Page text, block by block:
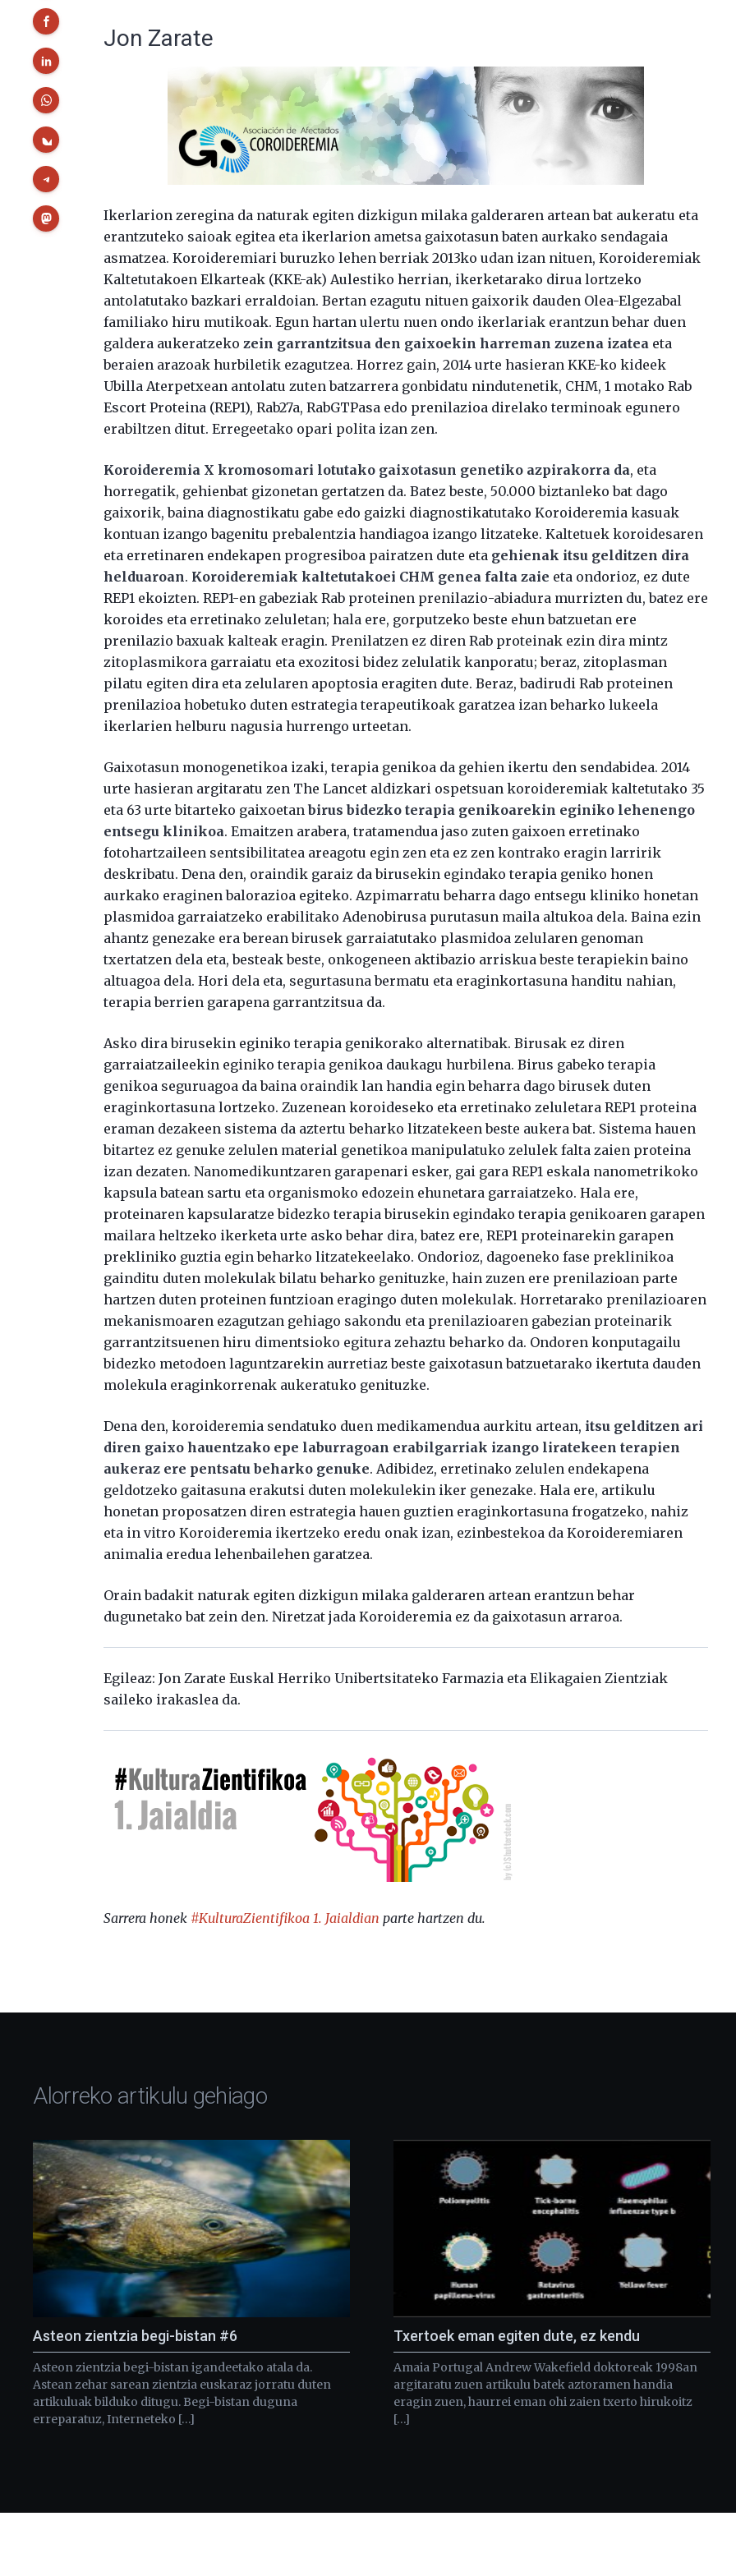
Jon Zarate
Ikerlarion zeregina da naturak egiten dizkigun milaka galderaren artean bat aukeratu eta
erantzuteko saioak egitea eta ikerlarion ametsa gaixotasun baten aurkako sendagaia
asmatzea. Koroideremiari buruzko lehen berriak 2013ko udan izan nituen, Koroideremiak
Kaltetutakoen Elkarteak (KKE-ak) Aulestiko herrian, ikerketarako dirua lortzeko
antolatutako bazkari erraldoian. Bertan ezagutu nituen gaixorik dauden Olea-Elgezabal
familiako hiru mutikoak. Egun hartan ulertu nuen ondo ikerlariak erantzun behar duen
galdera aukeratzekozein garrantzitsua den gaixoekin harreman zuzena izatea eta
beraien arazoak hurbiletik ezagutzea. Horrez gain, 2014 urte hasieran KKE-ko kideek
Ubilla Aterpetxean antolatu zuten batzarrera gonbidatu nindutenetik, CHM, 1 motako Rab
Escort Proteina (REP1), Rab27a, RabGTPasa edo prenilazioa direlako terminoak egunero
erabiltzen ditut. Erregeetako opari polita izan zen.
Koroideremia X kromosomari lotutako gaixotasun genetiko azpirakorra da, eta
horregatik, gehienbat gizonetan gertatzen da. Batez beste, 50.000 biztanleko bat dago
gaixorik, baina diagnostikatu gabe edo gaizki diagnostikatutako Koroideremia kasuak
kontuan izango bagenitu prebalentzia handiagoa izango litzateke. Kaltetuek koroidesaren
eta erretinaren endekapen progresiboa pairatzen dute eta gehienak itsu gelditzen dira
helduaroan. Koroideremiak kaltetutakoei CHM genea falta zaie eta ondorioz, ez dute
REP1 ekoizten. REP1-en gabeziak Rab proteinen prenilazio-abiadura murrizten du, batez ere
koroides eta erretinako zeluletan; hala ere, gorputzeko beste ehun batzuetan ere
prenilazio baxuak kalteak eragin. Prenilatzen ez diren Rab proteinak ezin dira mintz
zitoplasmikora garraiatu eta exozitosi bidez zelulatik kanporatu; beraz, zitoplasman
pilatu egiten dira eta zelularen apoptosia eragiten dute. Beraz, badirudi Rab proteinen
prenilazioa hobetuko duten estrategia terapeutikoak garatzea izan beharko lukeela
ikerlarien helburu nagusia hurrengo urteetan.
Gaixotasun monogenetikoa izaki, terapia genikoa da gehien ikertu den sendabidea. 2014
urte hasieran argitaratu zen The Lancet aldizkari ospetsuan koroideremiak kaltetutako 35
eta 63 urte bitarteko gaixoetanbirus bidezko terapia genikoarekin eginiko lehenengo
entsegu klinikoa. Emaitzen arabera, tratamendua jaso zuten gaixoen erretinako
fotohartzaileen sentsibilitatea areagotu egin zen eta ez zen kontrako eragin larririk
deskribatu. Dena den, oraindik garaiz da birusekin egindako terapia geniko honen
aurkako eraginen balorazioa egiteko. Azpimarratu beharra dago entsegu kliniko honetan
plasmidoa garraiatzeko erabilitako Adenobirusa purutasun maila altukoa dela. Baina ezin
ahantz genezake era berean birusek garraiatutako plasmidoa zelularen genoman
txertatzen dela eta, besteak beste, onkogeneen aktibazio arriskua beste terapiekin baino
altuagoa dela. Hori dela eta, segurtasuna bermatu eta eraginkortasuna handitu nahian,
terapia berrien garapena garrantzitsua da.
Asko dira birusekin eginiko terapia genikorako alternatibak. Birusak ez diren
garraiatzaileekin eginiko terapia genikoa daukagu hurbilena. Birus gabeko terapia
genikoa seguruagoa da baina oraindik lan handia egin beharra dago birusek duten
eraginkortasuna lortzeko. Zuzenean koroideseko eta erretinako zeluletara REP1 proteina
eraman dezakeen sistema da aztertu beharko litzatekeen beste aukera bat. Sistema hauen
bitartez ez genuke zelulen material genetikoa manipulatuko zelulek falta zaien proteina
izan dezaten. Nanomedikuntzaren garapenari esker, gai gara REP1 eskala nanometrikoko
kapsula batean sartu eta organismoko edozein ehunetara garraiatzeko. Hala ere,
proteinaren kapsularatze bidezko terapia birusekin egindako terapia genikoaren garapen
mailara heltzeko ikerketa urte asko behar dira, batez ere, REP1 proteinarekin garapen
prekliniko guztia egin beharko litzatekeelako. Ondorioz, dagoeneko fase preklinikoa
gainditu duten molekulak bilatu beharko genituzke, hain zuzen ere prenilazioan parte
hartzen duten proteinen funtzioan eragingo duten molekulak. Horretarako prenilazioaren
mekanismoaren ezagutzan gehiago sakondu eta prenilazioaren gabezian proteinarik
garrantzitsuenen hiru dimentsioko egitura zehaztu beharko da. Ondoren konputagailu
bidezko metodoen laguntzarekin aurretiaz beste gaixotasun batzuetarako ikertuta dauden
molekula eraginkorrenak aukeratuko genituzke.
Dena den, koroideremia sendatuko duen medikamendua aurkitu artean, itsu gelditzen ari
diren gaixo hauentzako epe laburragoan erabilgarriak izango liratekeen terapien
aukeraz ere pentsatu beharko genuke. Adibidez, erretinako zelulen endekapena
geldotzeko gaitasuna erakutsi duten molekulekin iker genezake. Hala ere, artikulu
honetan proposatzen diren estrategia hauen guztien eraginkortasuna frogatzeko, nahiz
eta in vitro Koroideremia ikertzeko eredu onak izan, ezinbestekoa da Koroideremiaren
animalia eredua lehenbailehen garatzea.
Orain badakit naturak egiten dizkigun milaka galderaren artean erantzun behar
dugunetako bat zein den. Niretzat jada Koroideremia ez da gaixotasun arraroa.
Egileaz: Jon Zarate Euskal Herriko Unibertsitateko Farmazia eta Elikagaien Zientziak
saileko irakaslea da.
Sarrera honek #KulturaZientifikoa 1. Jaialdian parte hartzen du.
Alorreko artikulu gehiago
Asteon zientzia begi-bistan #6
Asteon zientzia begi-bistan igandeetako atala da.
Astean zehar sarean zientzia euskaraz jorratu duten
artikuluak bilduko ditugu. Begi-bistan duguna
erreparatuz, Interneteko […]
Txertoek eman egiten dute, ez kendu
Amaia Portugal Andrew Wakefield doktoreak 1998an
argitaratu zuen artikulu batek aztoramen handia
eragin zuen, haurrei eman ohi zaien txerto hirukoitz
[…]